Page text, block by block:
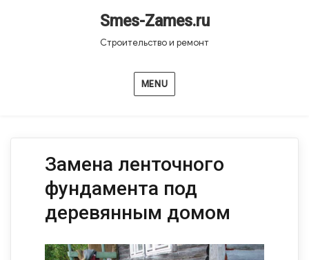
Smes-Zames.ru
Строительство и ремонт
MENU
Замена ленточного
фундамента под
деревянным домом